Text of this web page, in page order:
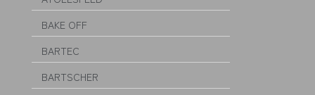
BAKE OFF
BARTEC
BARTSCHER